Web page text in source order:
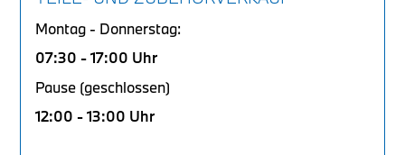
Montag - Donnerstag:
07:30 - 17:00 Uhr
Pause (geschlossen)
12:00 - 13:00 Uhr